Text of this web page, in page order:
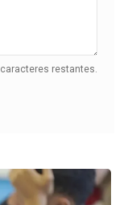
caracteres restantes.